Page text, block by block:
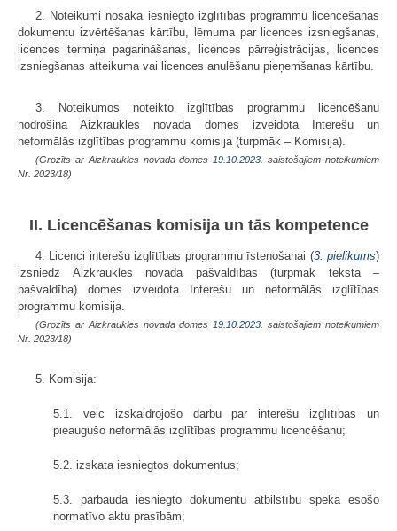
2. Noteikumi nosaka iesniegto izglītības programmu licencēšanas
dokumentu izvērtēšanas kārtību, lēmuma par licences izsniegšanas,
licences termiņa pagarināšanas, licences pārreģistrācijas, licences
izsniegšanas atteikuma vai licences anulēšanu pieņemšanas kārtību.
3. Noteikumos noteikto izglītības programmu licencēšanu
nodrošina Aizkraukles novada domes izveidota Interešu un
neformālās izglītības programmu komisija (turpmāk – Komisija).
(Grozīts ar Aizkraukles novada domes 19.10.2023.
saistošajiem noteikumiem
Nr. 2023/18)
II. Licencēšanas komisija un tās kompetence
4. Licenci interešu izglītības programmu īstenošanai (3. pielikums)
izsniedz Aizkraukles novada pašvaldības (turpmāk tekstā –
pašvaldība) domes izveidota Interešu un neformālās izglītības
programmu komisija.
(Grozīts ar Aizkraukles novada domes 19.10.2023.
saistošajiem noteikumiem
Nr. 2023/18)
5. Komisija:
5.1. veic izskaidrojošo darbu par interešu izglītības un
pieaugušo neformālās izglītības programmu licencēšanu;
5.2. izskata iesniegtos dokumentus;
5.3. pārbauda iesniegto dokumentu atbilstību spēkā esošo
normatīvo aktu prasībām;